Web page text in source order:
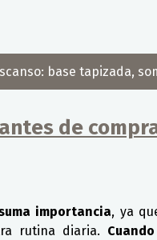
base tapizada,
de
importancia, ya
rutina diaria.